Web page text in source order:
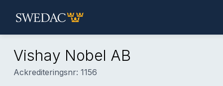
Vishay Nobel AB
Ackrediteringsnr: 1156